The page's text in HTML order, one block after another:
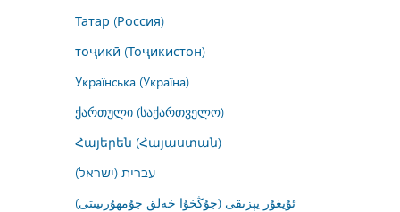
Татар (Россия)
тоҷикӣ (Тоҷикистон)
Українська (Україна)
ქართული (საქართველო)
Հայերեն (Հայաստան)
עברית (ישראל)
ئۇيغۇر يېزىقى (جۇڭخۇا خەلق جۇمھۇرىيىتى)